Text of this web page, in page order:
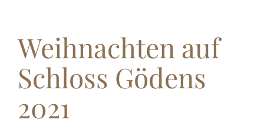
Weihnachten auf
Schloss Gödens
2021